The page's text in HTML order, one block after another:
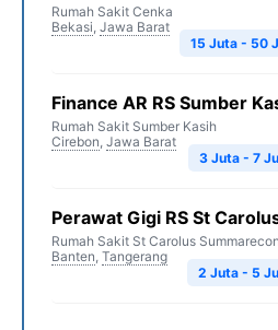
Rumah Sakit Cenka
Bekasi, Jawa Barat
15 Juta - 50
Finance AR RS Sumber
Rumah Sakit Sumber Kasih
Cirebon, Jawa Barat
3 Juta - 7
Perawat Gigi RS St
Rumah Sakit St Carolus Summarecon
Banten, Tangerang
2 Juta - 5